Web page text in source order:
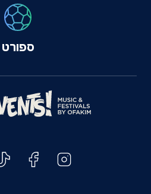
ספורט